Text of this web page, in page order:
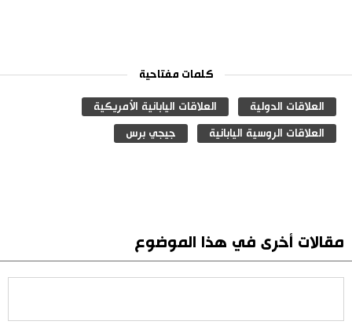
كلمات مفتاحية
العلاقات الدولية العلاقات اليابانية الأمريكية
العلاقات الروسية اليابانية جيجي برس
مقالات أخرى في هذا الموضوع